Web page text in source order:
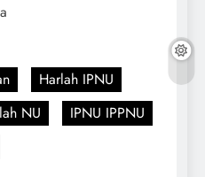
Harlah IPNU
NU
IPNU IPPNU